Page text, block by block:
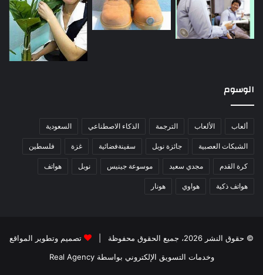
الوسوم
ألعاب الألعاب الترجمة الذكاء الاصطناعي السعودية
الشبكات العصبية جائزة نوبل سفينةفضائية غزة فلسطين
كرة القدم مجدي سعيد موسوعة جينيس نوبل هواتف
هواتف ذكية هواوي هونار
© حقوق النشر 2026، جميع الحقوق محفوظة |
تصميم وتطوير المواقع
وخدمات التسويق الإلكتروني بواسطة Real Agency